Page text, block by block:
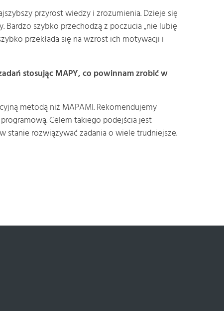
przyrost wiedzy i zrozumienia. Dzieje się
szybko przechodzą z poczucia „nie lubię
przekłada się na wzrost ich motywacji i
stosując MAPY, co powinnam zrobić w
metodą niż MAPAMI. Rekomendujemy
Celem takiego podejścia jest
stanie rozwiązywać zadania o wiele trudniejsze.